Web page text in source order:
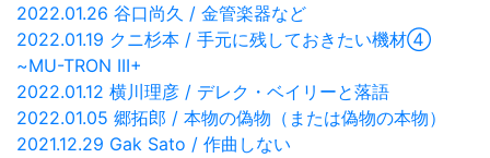
2022.01.26 谷口尚久 / 金管楽器など
2022.01.19 クニ杉本 / 手元に残しておきたい機材④
~MU-TRON III+
2022.01.12 横川理彦 / デレク・ベイリーと落語
2022.01.05 郷拓郎 / 本物の偽物（または偽物の本物）
2021.12.29 Gak Sato / 作曲しない